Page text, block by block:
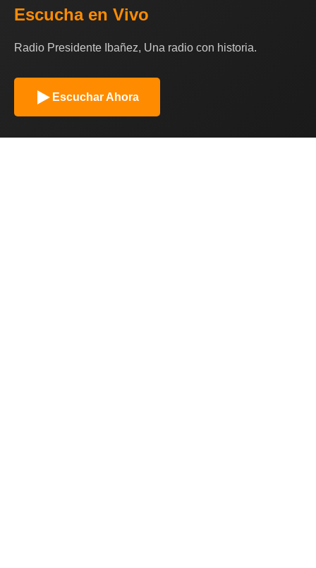
Escucha en Vivo
Radio Presidente Ibañez, Una radio con historia.
Escuchar Ahora